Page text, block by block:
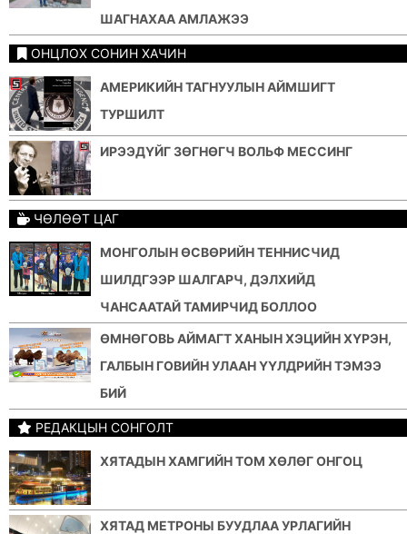
ШАГНАХАА АМЛАЖЭЭ
ОНЦЛОХ СОНИН ХАЧИН
АМЕРИКИЙН ТАГНУУЛЫН АЙМШИГТ
ТУРШИЛТ
ИРЭЭДҮЙГ ЗӨГНӨГЧ ВОЛЬФ МЕССИНГ
ЧӨЛӨӨТ ЦАГ
МОНГОЛЫН ӨСВӨРИЙН ТЕННИСЧИД
ШИЛДГЭЭР ШАЛГАРЧ, ДЭЛХИЙД
ЧАНСААТАЙ ТАМИРЧИД БОЛЛОО
ӨМНӨГОВЬ АЙМАГТ ХАНЫН ХЭЦИЙН ХҮРЭН,
ГАЛБЫН ГОВИЙН УЛААН ҮҮЛДРИЙН ТЭМЭЭ
БИЙ
РЕДАКЦЫН СОНГОЛТ
ХЯТАДЫН ХАМГИЙН ТОМ ХӨЛӨГ ОНГОЦ
ХЯТАД МЕТРОНЫ БУУДЛАА УРЛАГИЙН